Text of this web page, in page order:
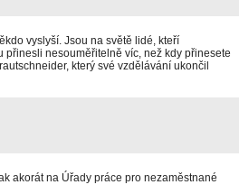
vyslyší. Jsou na světě lidé, kteří
přinesli nesouměřitelně víc, než kdy přinesete
který své vzdělávání ukončil
akorát na Úřady práce pro nezaměstnané